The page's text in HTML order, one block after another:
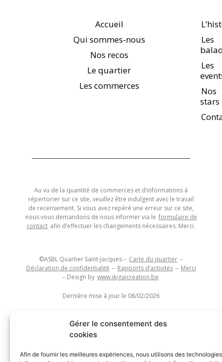
Gérer le consentement des
cookies
Afin de fournir les meilleures expériences, nous utilisons des technologies
Accueil
Qui sommes-nous
Nos recos
Le quartier
Les commerces
Les
Les
Nos
stars
Au vu de la quantité de commerces et d’informations à
répertorier sur ce site, veuillez être indulgent avec le travail
de recensement. Si vous avez repéré une erreur sur ce site,
nous vous demandons de nous informer via le formulaire de
contact afin d’effectuer les changements nécessaires. Merci.
©ASBL Quartier Saint-Jacques – Carte du quartier –
Déclaration de confidentialité – Rapports d’activités – Merci
– Design by www.ikigaicreation.be
Dernière mise à jour le 08/02/2026